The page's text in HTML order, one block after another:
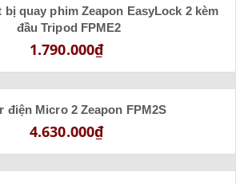
quay phim Zeapon EasyLock 2 kèm
đầu Tripod FPME2
1.790.000₫
điện Micro 2 Zeapon FPM2S
4.630.000₫